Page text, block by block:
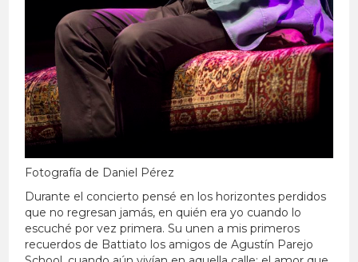
Fotografía de Daniel Pérez
Durante el concierto pensé en los horizontes perdidos
que no regresan jamás, en quién era yo cuando lo
escuché por vez primera. Su unen a mis primeros
recuerdos de Battiato los amigos de Agustín Parejo